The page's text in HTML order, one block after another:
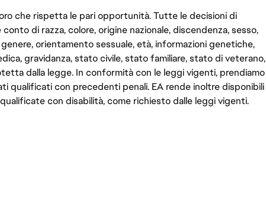
che rispetta le pari opportunità. Tutte le decisioni di
di razza, colore, origine nazionale, discendenza, sesso,
orientamento sessuale, età, informazioni genetiche,
gravidanza, stato civile, stato familiare, stato di veterano,
dalla legge. In conformità con le leggi vigenti, prendiamo
qualificati con precedenti penali. EA rende inoltre disponibili
con disabilità, come richiesto dalle leggi vigenti.